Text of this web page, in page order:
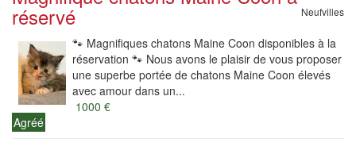
réservé Neufvilles
🐾 Magnifiques chatons Maine Coon disponibles à la
réservation 🐾 Nous avons le plaisir de vous proposer
une superbe portée de chatons Maine Coon élevés
avec amour dans un...
1000 €
Agréé